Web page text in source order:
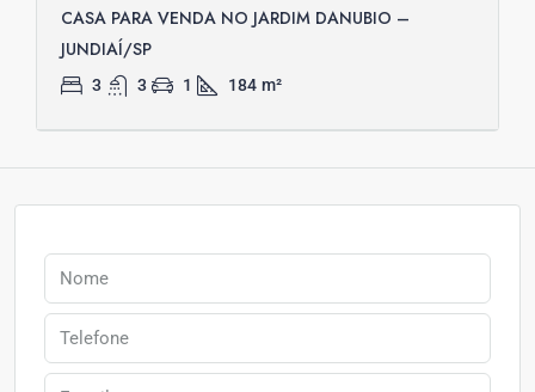
CASA PARA VENDA NO JARDIM DANUBIO –
JUNDIAÍ/SP
3 3 1 184 m²